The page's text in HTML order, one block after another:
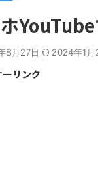
8月27日 2024年1月
リンク